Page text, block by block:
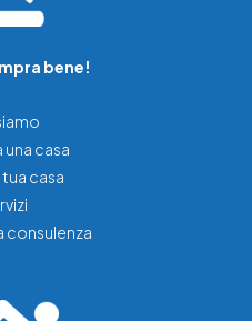
bene!
casa
casa
consulenza